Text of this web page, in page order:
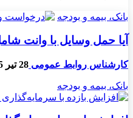
بانک، بیمه و بودجه
آیا حمل وسایل با وانت
کارشناس روابط عمومی 28 تیر 1405
بانک، بیمه و بودجه